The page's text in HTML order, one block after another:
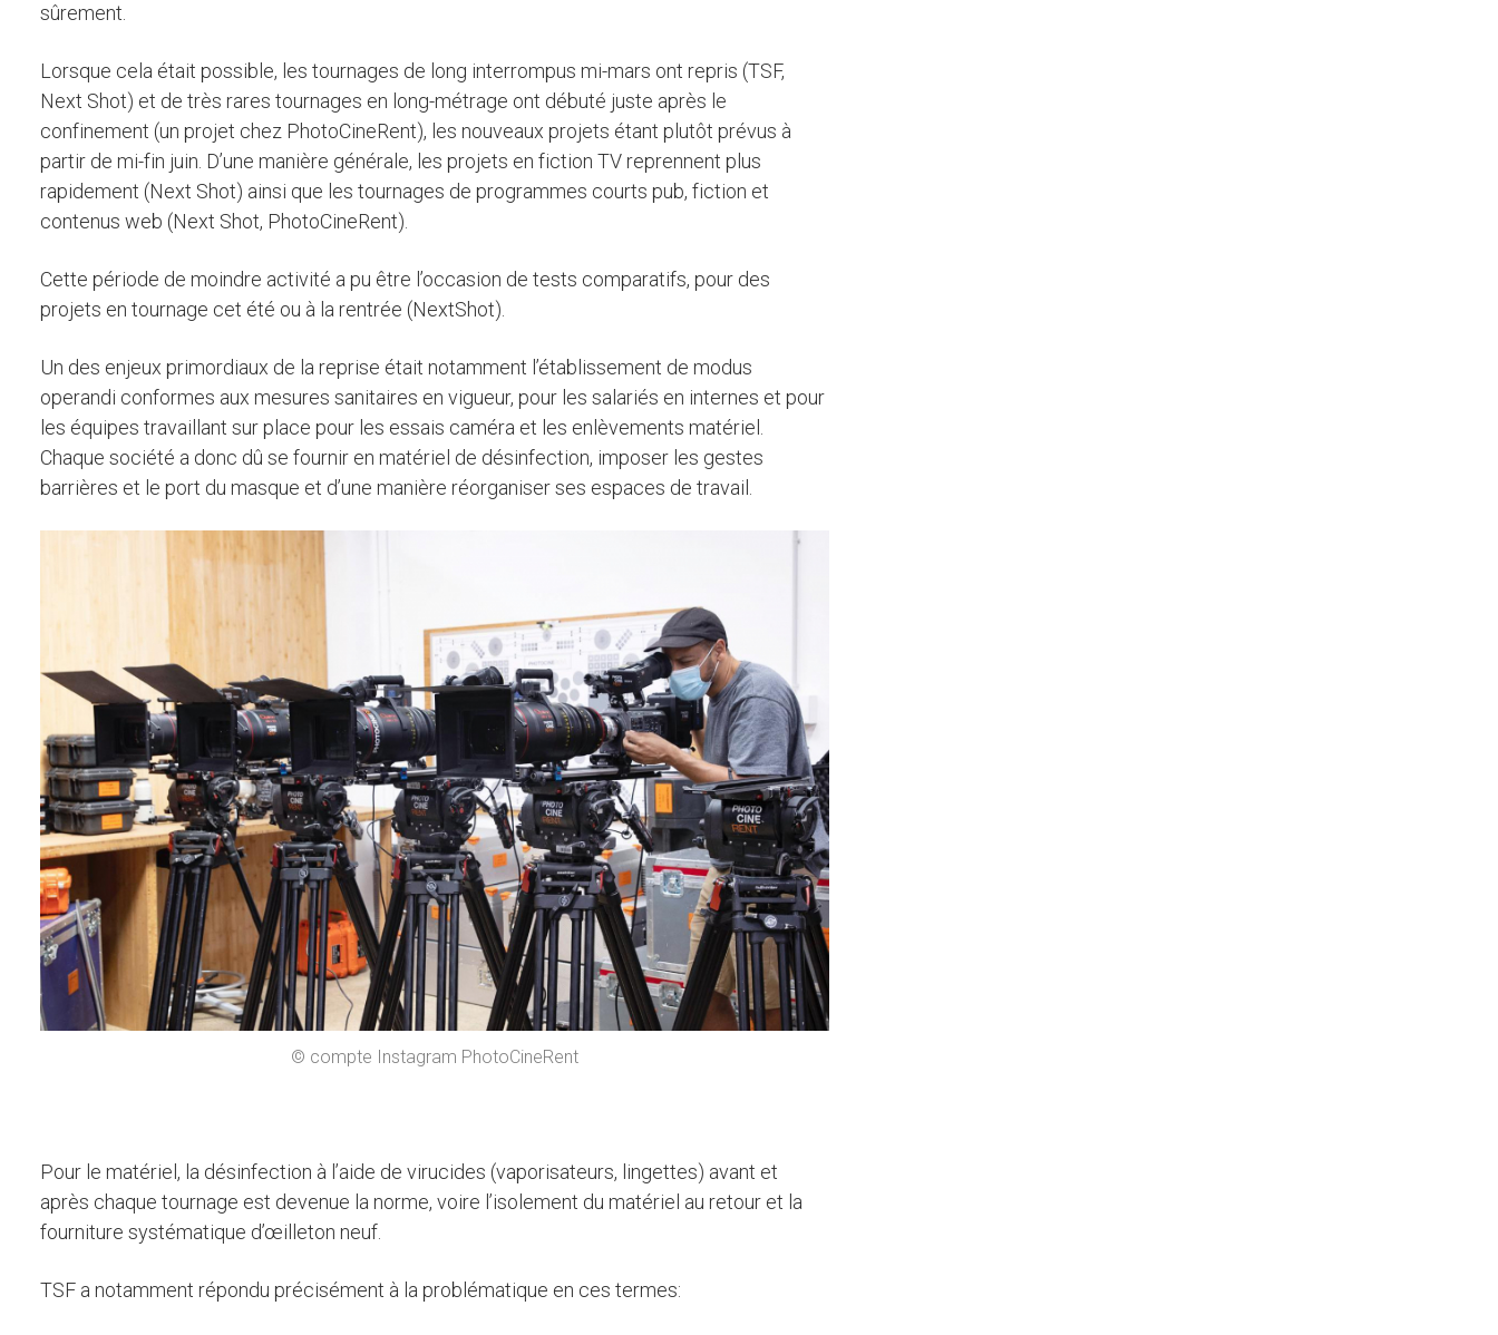
sûrement.
Lorsque cela était possible, les tournages de long interrompus mi-mars ont repris (TSF,
Next Shot) et de très rares tournages en long-métrage ont débuté juste après le
confinement (un projet chez PhotoCineRent), les nouveaux projets étant plutôt prévus à
partir de mi-fin juin. D’une manière générale, les projets en fiction TV reprennent plus
rapidement (Next Shot) ainsi que les tournages de programmes courts pub, fiction et
contenus web (Next Shot, PhotoCineRent).
Cette période de moindre activité a pu être l’occasion de tests comparatifs, pour des
projets en tournage cet été ou à la rentrée (NextShot).
Un des enjeux primordiaux de la reprise était notamment l’établissement de modus
operandi conformes aux mesures sanitaires en vigueur, pour les salariés en internes et pour
les équipes travaillant sur place pour les essais caméra et les enlèvements matériel.
Chaque société a donc dû se fournir en matériel de désinfection, imposer les gestes
barrières et le port du masque et d’une manière réorganiser ses espaces de travail.
© compte Instagram PhotoCineRent
Pour le matériel, la désinfection à l’aide de virucides (vaporisateurs, lingettes) avant et
après chaque tournage est devenue la norme, voire l’isolement du matériel au retour et la
fourniture systématique d’œilleton neuf.
TSF a notamment répondu précisément à la problématique en ces termes: